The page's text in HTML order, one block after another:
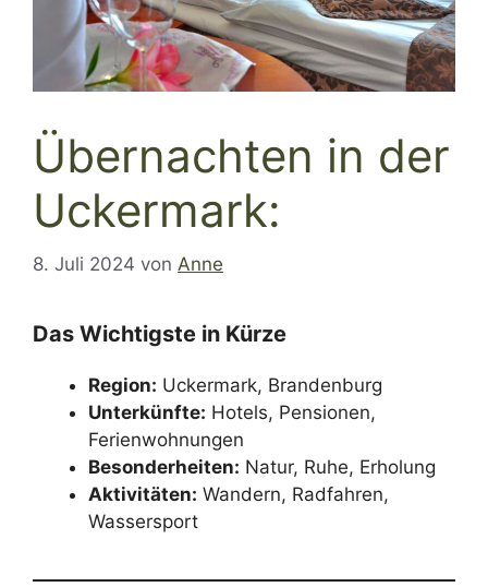
Übernachten in der
Uckermark:
8. Juli 2024 von Anne
Das Wichtigste in Kürze
Region: Uckermark, Brandenburg
Unterkünfte: Hotels, Pensionen,
Ferienwohnungen
Besonderheiten: Natur, Ruhe, Erholung
Aktivitäten: Wandern, Radfahren,
Wassersport